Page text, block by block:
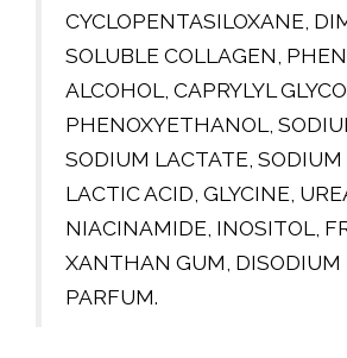
CYCLOPENTASILOXANE,
SOLUBLE COLLAGEN,
ALCOHOL, CAPRYLYL
PHENOXYETHANOL,
SODIUM LACTATE, SODIUM
LACTIC ACID, GLYCINE,
NIACINAMIDE, INOSITOL,
XANTHAN GUM, DISODIUM
PARFUM.